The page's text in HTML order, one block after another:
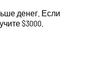
денег. Если
$3000.